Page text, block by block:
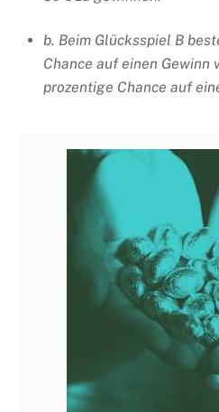
b. Beim Glücksspiel B
Chance auf einen Gewinn
prozentige Chance auf